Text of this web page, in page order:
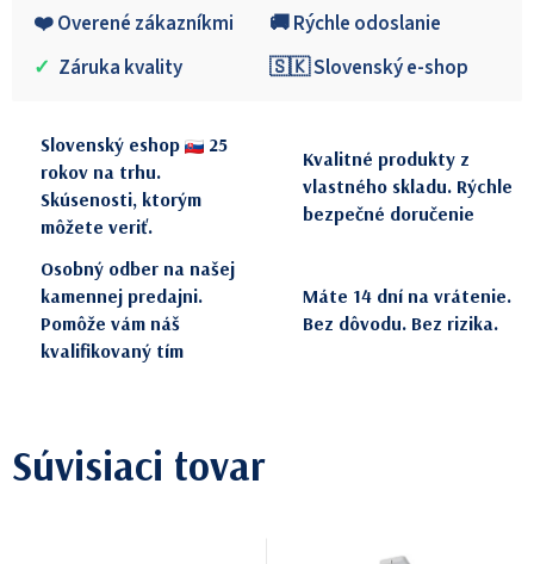
❤️ Overené zákazníkmi
🚚 Rýchle odoslanie
✓ Záruka kvality 🇸🇰 Slovenský e-shop
Slovenský eshop
25
rokov na trhu.
Skúsenosti, ktorým
môžete veriť.
Kvalitné produkty z
vlastného skladu. Rýchle
bezpečné doručenie
Osobný odber na našej
kamennej predajni.
Pomôže vám náš
kvalifikovaný tím
Máte 14 dní na vrátenie.
Bez dôvodu. Bez rizika.
Súvisiaci tovar